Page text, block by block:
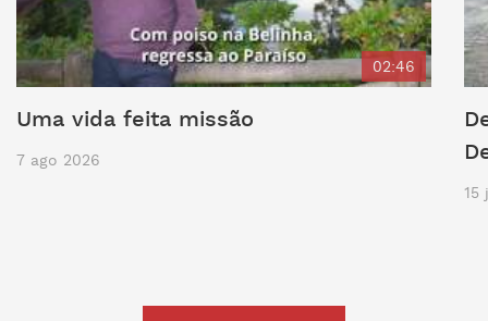
02:46
Uma vida feita missão
7 ago 2026
15